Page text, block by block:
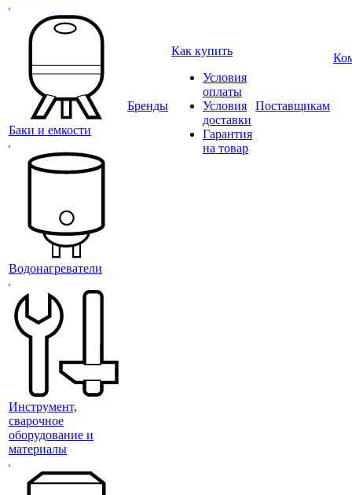
Баки и емкости
Водонагреватели
Инструмент,
сварочное
оборудование и
материалы
Бренды
Как купить
Условия
оплаты
Условия
доставки
Гарантия
на товар
Поставщикам